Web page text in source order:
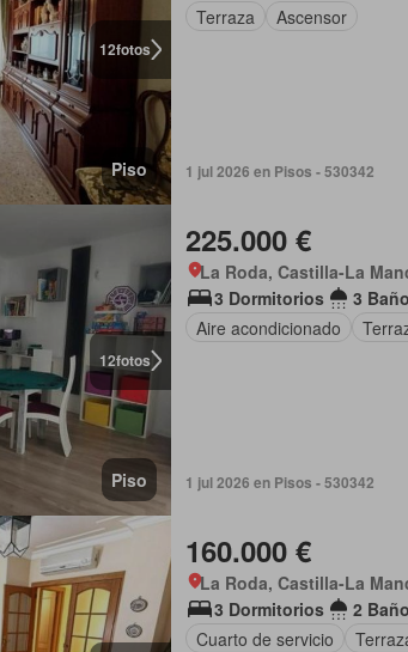
12fotos
Piso
Terraza
Ascensor
1 jul 2026 en Pisos - 530342
12fotos
Piso
225.000 €
La Roda, Castilla-La
3 Dormitorios
3
Aire acondicionado
1 jul 2026 en Pisos - 530342
160.000 €
La Roda, Castilla-La
3 Dormitorios
2
Cuarto de servicio